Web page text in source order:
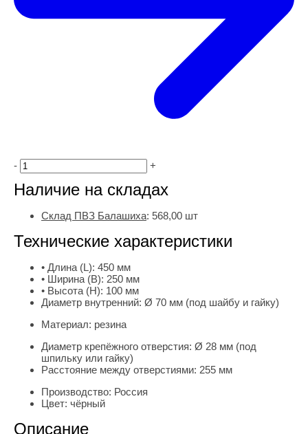
- +
Наличие на складах
Склад ПВЗ Балашиха: 568,00 шт
Технические характеристики
• Длина (L): 450 мм
• Ширина (B): 250 мм
• Высота (H): 100 мм
Диаметр внутренний: Ø 70 мм (под шайбу и гайку)
Материал: резина
Диаметр крепёжного отверстия: Ø 28 мм (под
шпильку или гайку)
Расстояние между отверстиями: 255 мм
Производство: Россия
Цвет: чёрный
Описание